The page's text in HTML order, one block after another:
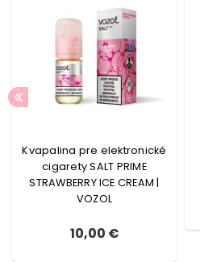
Kvapalina pre elektronické
cigarety SALT PRIME
STRAWBERRY ICE CREAM |
VOZOL
10,00 €